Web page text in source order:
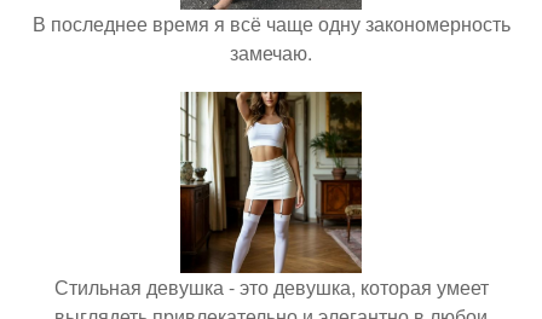
В последнее время я всё чаще одну закономерность
замечаю.
Стильная девушка - это девушка, которая умеет